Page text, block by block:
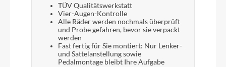
TÜV Qualitätswerkstatt
Vier-Augen-Kontrolle
Alle Räder werden nochmals überprüft
und Probe gefahren, bevor sie verpackt
werden
Fast fertig für Sie montiert: Nur Lenker-
und Sattelanstellung sowie
Pedalmontage bleibt Ihre Aufgabe